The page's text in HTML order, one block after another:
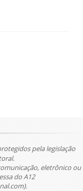
pela legislação
eletrônico ou
do A12